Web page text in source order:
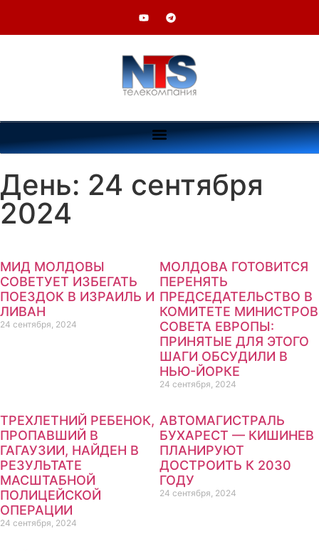
День: 24 сентября
2024
МИД МОЛДОВЫ
СОВЕТУЕТ ИЗБЕГАТЬ
ПОЕЗДОК В ИЗРАИЛЬ И
ЛИВАН
24 сентября, 2024
МОЛДОВА ГОТОВИТСЯ
ПЕРЕНЯТЬ
ПРЕДСЕДАТЕЛЬСТВО В
КОМИТЕТЕ МИНИСТРОВ
СОВЕТА ЕВРОПЫ:
ПРИНЯТЫЕ ДЛЯ ЭТОГО
ШАГИ ОБСУДИЛИ В
НЬЮ-ЙОРКЕ
24 сентября, 2024
ТРЕХЛЕТНИЙ РЕБЕНОК,
ПРОПАВШИЙ В
ГАГАУЗИИ, НАЙДЕН В
РЕЗУЛЬТАТЕ
МАСШТАБНОЙ
ПОЛИЦЕЙСКОЙ
ОПЕРАЦИИ
24 сентября, 2024
АВТОМАГИСТРАЛЬ
БУХАРЕСТ — КИШИНЕВ
ПЛАНИРУЮТ
ДОСТРОИТЬ К 2030
ГОДУ
24 сентября, 2024